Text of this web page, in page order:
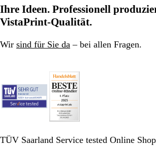
Ihre Ideen. Professionell
VistaPrint-Qualität.
Wir sind für Sie da – bei allen Fragen.
TÜV Saarland Service tested Online